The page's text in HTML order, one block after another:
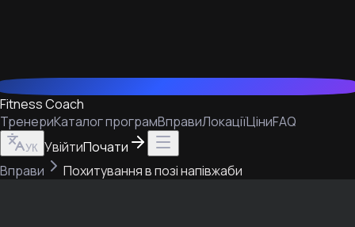
Fitness Coach
ТренериКаталог програмВправиЛокаціїЦіниFAQ
УК УвійтиПочати
Вправи
Похитування в позі напівжаби